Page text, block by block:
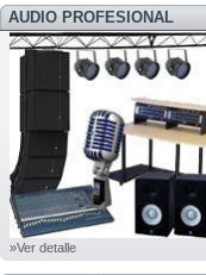
AUDIO PROFESIONAL
»Ver detalle